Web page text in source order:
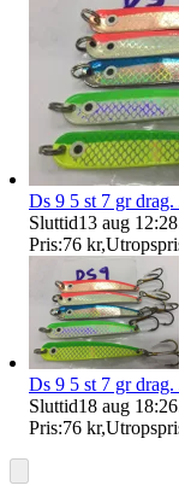
Ds 9 5 st 7 gr
Sluttid13 aug 12:28
Pris:76 kr,
Ds 9 5 st 7 gr
Sluttid18 aug 18:26
Pris:76 kr,